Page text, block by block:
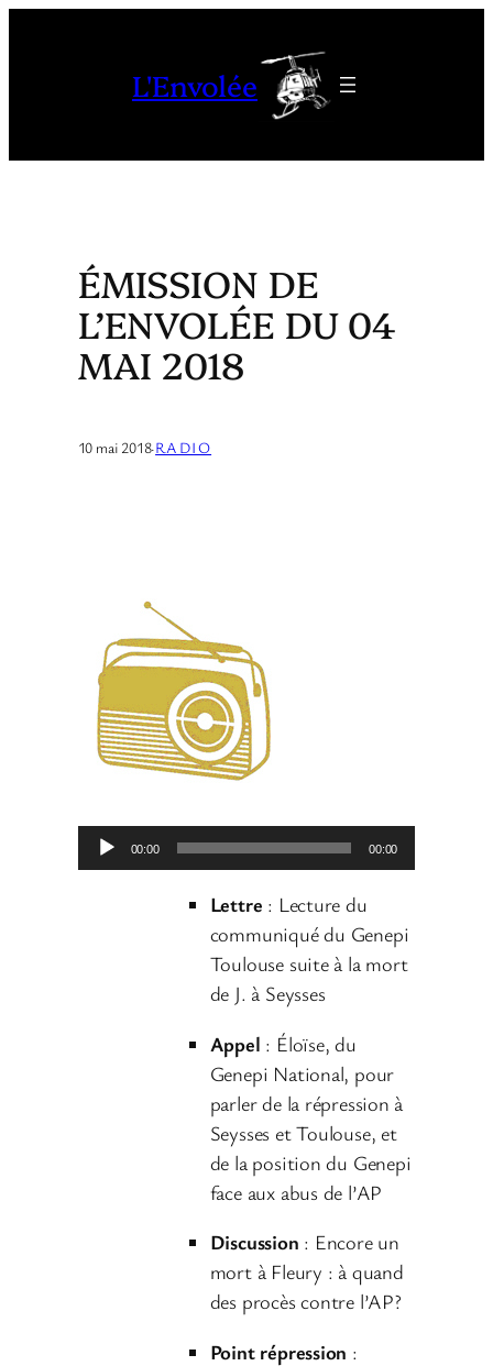
L'Envolée
ÉMISSION DE
L’ENVOLÉE DU 04
MAI 2018
10 mai 2018·RADIO
e
00:00 00:00
Lettre : Lecture du
communiqué du Genepi
Toulouse suite à la mort
de J. à Seysses
Appel : Éloïse, du
Genepi National, pour
parler de la répression à
Seysses et Toulouse, et
de la position du Genepi
face aux abus de l’AP
Discussion : Encore un
mort à Fleury : à quand
des procès contre l’AP?
Point répression :